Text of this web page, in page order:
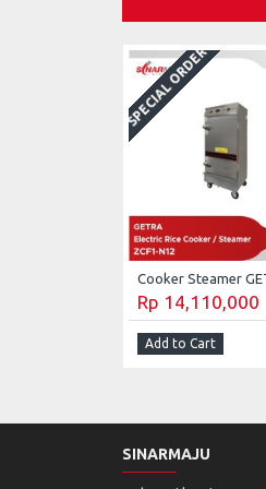
SPECIAL ORDER
Rp 14,110,000
Add to Cart
SINARMAJU